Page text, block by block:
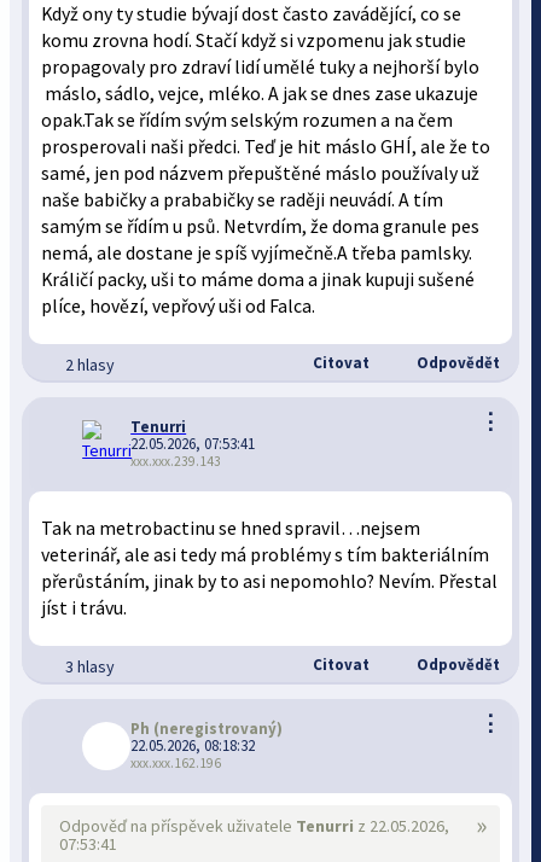
Když ony ty studie bývají dost často zavádějící, co se
komu zrovna hodí. Stačí když si vzpomenu jak studie
propagovaly pro zdraví lidí umělé tuky a nejhorší bylo
máslo, sádlo, vejce, mléko. A jak se dnes zase ukazuje
opak.Tak se řídím svým selským rozumen a na čem
prosperovali naši předci. Teď je hit máslo GHÍ, ale že to
samé, jen pod názvem přepuštěné máslo používaly už
naše babičky a prababičky se raději neuvádí. A tím
samým se řídím u psů. Netvrdím, že doma granule pes
nemá, ale dostane je spíš vyjímečně.A třeba pamlsky.
Králičí packy, uši to máme doma a jinak kupuji sušené
plíce, hovězí, vepřový uši od Falca.
2 hlasy Citovat Odpovědět
⋮
Tenurri
22.05.2026, 07:53:41
xxx.xxx.239.143
Tak na metrobactinu se hned spravil…nejsem
veterinář, ale asi tedy má problémy s tím bakteriálním
přerůstáním, jinak by to asi nepomohlo? Nevím. Přestal
jíst i trávu.
3 hlasy Citovat Odpovědět
⋮
Ph (neregistrovaný)
22.05.2026, 08:18:32
xxx.xxx.162.196
»
Odpověď na příspěvek uživatele Tenurri z 22.05.2026,
07:53:41